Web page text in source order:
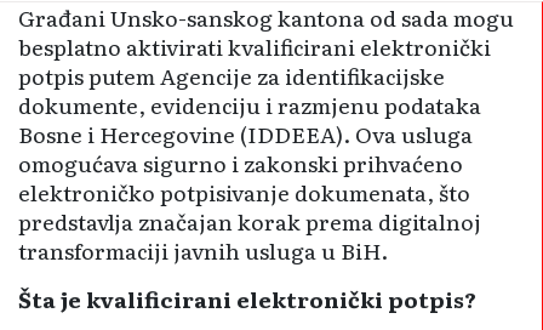
Građani Unsko-sanskog kantona od sada mogu
besplatno aktivirati kvalificirani elektronički
potpis putem Agencije za identifikacijske
dokumente, evidenciju i razmjenu podataka
Bosne i Hercegovine (IDDEEA). Ova usluga
omogućava sigurno i zakonski prihvaćeno
elektroničko potpisivanje dokumenata, što
predstavlja značajan korak prema digitalnoj
transformaciji javnih usluga u BiH.
Šta je kvalificirani elektronički potpis?